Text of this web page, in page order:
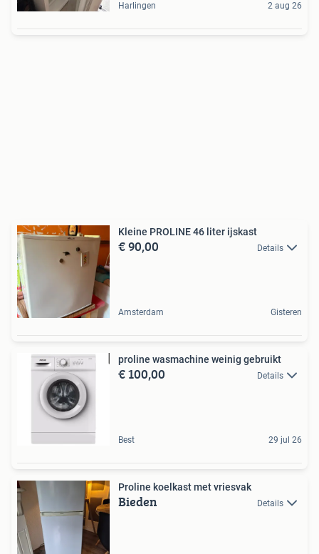
Harlingen 2 aug 26
Kleine PROLINE 46 liter ijskast
€ 90,00 Details
Amsterdam Gisteren
proline wasmachine weinig gebruikt
€ 100,00 Details
Best 29 jul 26
Proline koelkast met vriesvak
Bieden Details